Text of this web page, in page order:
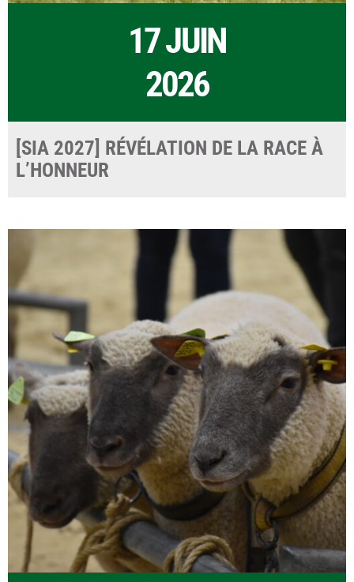
17 JUIN
2026
[SIA 2027] RÉVÉLATION DE LA RACE À
L’HONNEUR